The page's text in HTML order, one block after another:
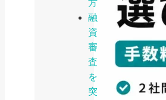
方
融
資
審
査
を
突